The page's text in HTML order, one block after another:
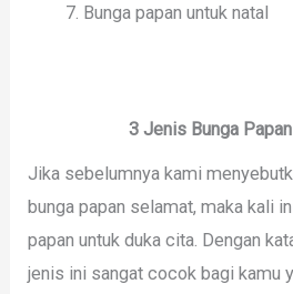
Bunga papan untuk natal
3 Jenis Bunga
Jika sebelumnya kami
bunga papan selamat, maka kali
papan untuk duka cita. Dengan
jenis ini sangat cocok bagi kamu